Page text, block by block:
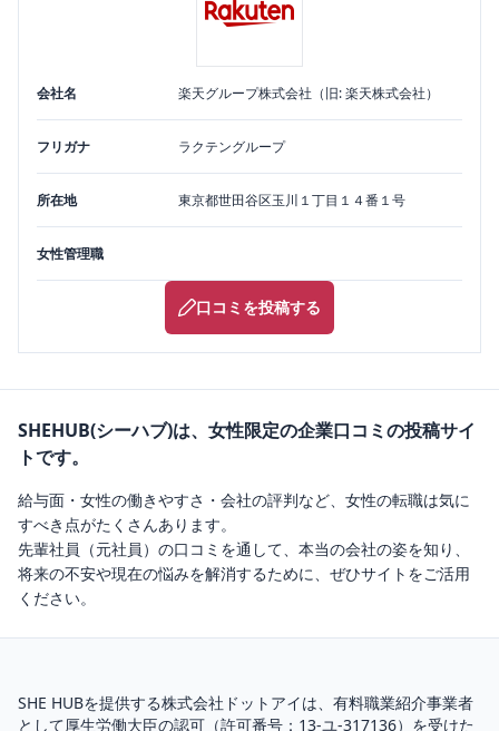
会社名 楽天グループ株式会社（旧: 楽天株式会社）
フリガナ ラクテングループ
所在地 東京都世田谷区玉川１丁目１４番１号
女性管理職
口コミを投稿する
SHEHUB(シーハブ)は、女性限定の企業口コミの投稿サイ
トです。
給与面・女性の働きやすさ・会社の評判など、女性の転職は気に
すべき点がたくさんあります。
先輩社員（元社員）の口コミを通して、本当の会社の姿を知り、
将来の不安や現在の悩みを解消するために、ぜひサイトをご活用
ください。
SHE HUBを提供する株式会社ドットアイは、 有料職業紹介事業者
として厚生労働大臣の認可（許可番号：13-ユ-317136）を受けた